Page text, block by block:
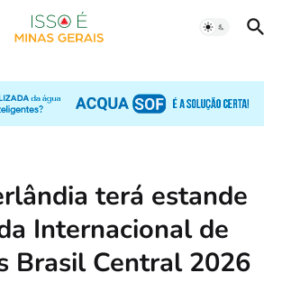
terá estande
Internacional de
Brasil Central 2026